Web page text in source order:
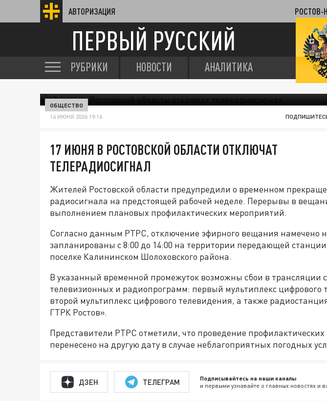
АВТОРИЗАЦИЯ РОСТОВ-
ПЕРВЫЙ РУССКИЙ
РУБРИКИ НОВОСТИ АНАЛИТИКА
ОБЩЕСТВО
14 ИЮНЯ 2026 19:16
17 ИЮНЯ В РОСТОВСКОЙ ОБЛАСТИ ОТКЛЮЧАТ
ТЕЛЕРАДИОСИГНАЛ
Жителей Ростовской области предупредили о временном
радиосигнала на предстоящей рабочей неделе. Перерывы в
выполнением плановых профилактических мероприятий.
Согласно данным РТРС, отключение эфирного вещания намечено
запланированы с 8:00 до 14:00 на территории передающей
поселке Калининском Шолоховского района.
В указанный временной промежуток возможны сбои в трансляции
телевизионных и радиопрограмм: первый мультиплекс цифрового
второй мультиплекс цифрового телевидения, а также
ГТРК Ростов».
Представители РТРС отметили, что проведение
перенесено на другую дату в случае неблагоприятных погодных
ДЗЕН ТЕЛЕГРАМ Подписывайтесь на наши каналы
и первыми узнавайте о главных новостях и